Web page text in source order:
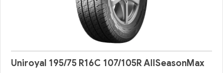
Uniroyal 195/75 R16C 107/105R AllSeasonMax